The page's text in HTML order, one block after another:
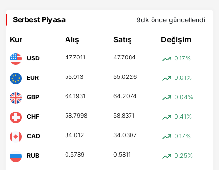
Serbest Piyasa 9dk önce güncellendi
Kur Alış Satış Değişim
USD 47.7011 47.7084 0.17%
EUR 55.013 55.0226 0.01%
GBP 64.1931 64.2074 0.04%
CHF 58.7998 58.8371 0.41%
CAD 34.012 34.0307 0.17%
RUB 0.5789 0.5811 0.25%